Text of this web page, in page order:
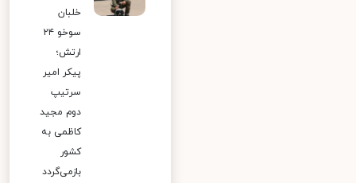
خلبان
سوخو ۲۴
ارتش؛
پیکر امیر
سرتیپ
دوم مجید
کاظمی به
کشور
بازمی‌گردد